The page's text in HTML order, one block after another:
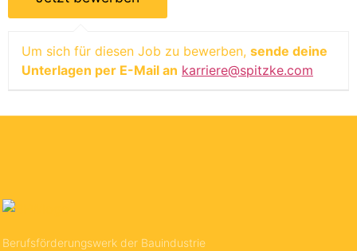
Um sich für diesen Job zu bewerben, sende deine
Unterlagen per E-Mail an karriere@spitzke.com
Berufsförderungswerk der Bauindustrie